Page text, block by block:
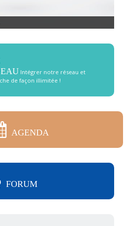
Intégrer notre réseau et
de façon illimitée !
AGENDA
FORUM